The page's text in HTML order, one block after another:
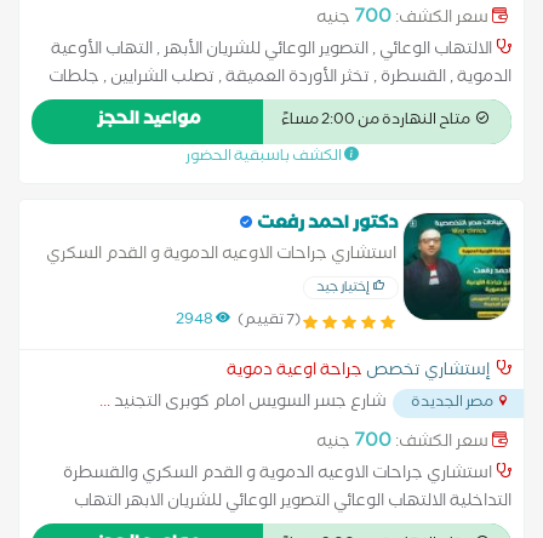
سعر الكشف:700 جنيه
الالتهاب الوعائي , التصوير الوعائي للشريان الأبهر , التهاب الأوعية
الدموية , القسطرة , تخثر الأوردة العميقة , تصلب الشرايين , جلطات
الأوردة السطحية و العميقة , جميع انواع الوصلات الشريانية و
الوريدية للغسيل الكلوى , دوالي في الوريد , علاج اثار ما بعد الجلطات
الوريدية العميقة , علاج القدم السكري , علاج دوالي الساقين بدون
الطارئة والمزمنة , مرض القدم السكرية , مرض رينو ,
متاح النهاردة من 2:00 مساءً مواعيد الحجز
الكشف باسبقية الحضور
دكتور احمد رفعت
استشاري جراحات الاوعيه الدموية و القدم السكري
والقسطرة التداخلية
إختيار جيد
(7 تقييم) 2948
إستشاري تخصص جراحة اوعية دموية
مصر الجديدة شارع جسر السويس امام كوبرى التجنيد...
سعر الكشف:700 جنيه
استشاري جراحات الاوعيه الدموية و القدم السكري والقسطرة
التداخلية الالتهاب الوعائي التصوير الوعائي للشريان الابهر التهاب
الاوعيه الدمويه القسطره تخثر الاورده العميقه تصلب الشرايين